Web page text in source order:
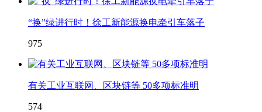
“换”绿进行时！徐工新能源换电牵引车落子
975
有关工业互联网、区块链等 50多项标准明
574